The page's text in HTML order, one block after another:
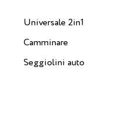
Universale 2in1
Camminare
Seggiolini auto